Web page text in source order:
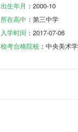
出生年月 ：2000-10
所在高中 ：第三中学
入学时间 ：2017-07-06
校考合格院校 ：中央美术